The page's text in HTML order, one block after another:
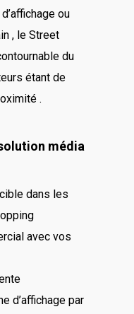
ou
, le Street
du
étant de
.
média
dans les
avec vos
d’affichage par